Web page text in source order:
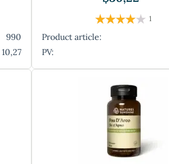
990
10,27
1
Product article:
PV: